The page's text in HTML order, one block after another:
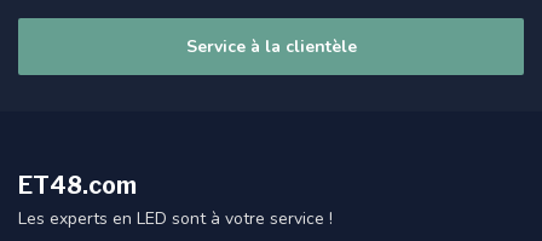
Service à la clientèle
ET48.com
Les experts en LED sont à votre service !